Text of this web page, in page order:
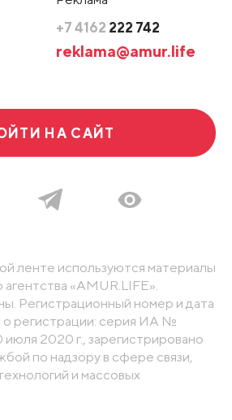
+7 4162 222 742
reklama@amur.life
НА САЙТ
ленте используются материалы
«AMUR.LIFE».
Регистрационный номер и дата
о регистрации: серия ИА №
2020 г., зарегистрировано
по надзору в сфере связи,
и массовых